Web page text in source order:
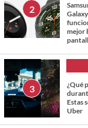
mejor
¿Qué
Estas
Uber